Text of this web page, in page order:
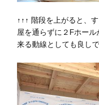
↑↑↑ 階段を上がると、
屋を通らずに２Fホー
来る動線としても良し